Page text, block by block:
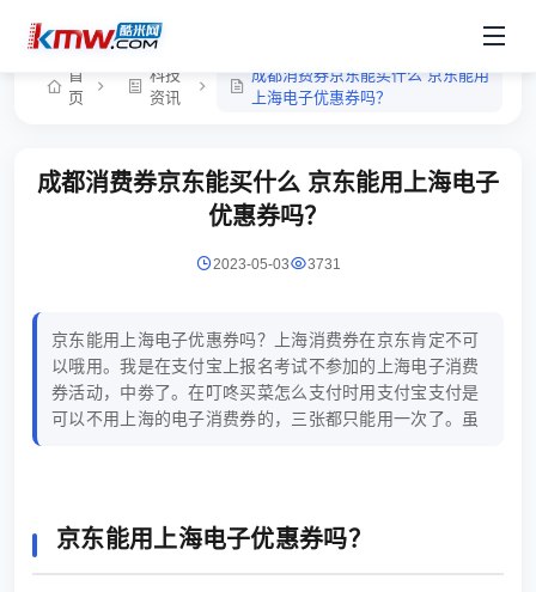
首
页
科技
资讯
成都消费券京东能买什么 京东能用
上海电子优惠券吗？
成都消费券京东能买什么 京东能用上海电子
优惠券吗？
2023-05-03 3731
京东能用上海电子优惠券吗？上海消费券在京东肯定不可
以哦用。我是在支付宝上报名考试不参加的上海电子消费
券活动，中劵了。在叮咚买菜怎么支付时用支付宝支付是
可以不用上海的电子消费券的，三张都只能用一次了。虽
京东能用上海电子优惠券吗？